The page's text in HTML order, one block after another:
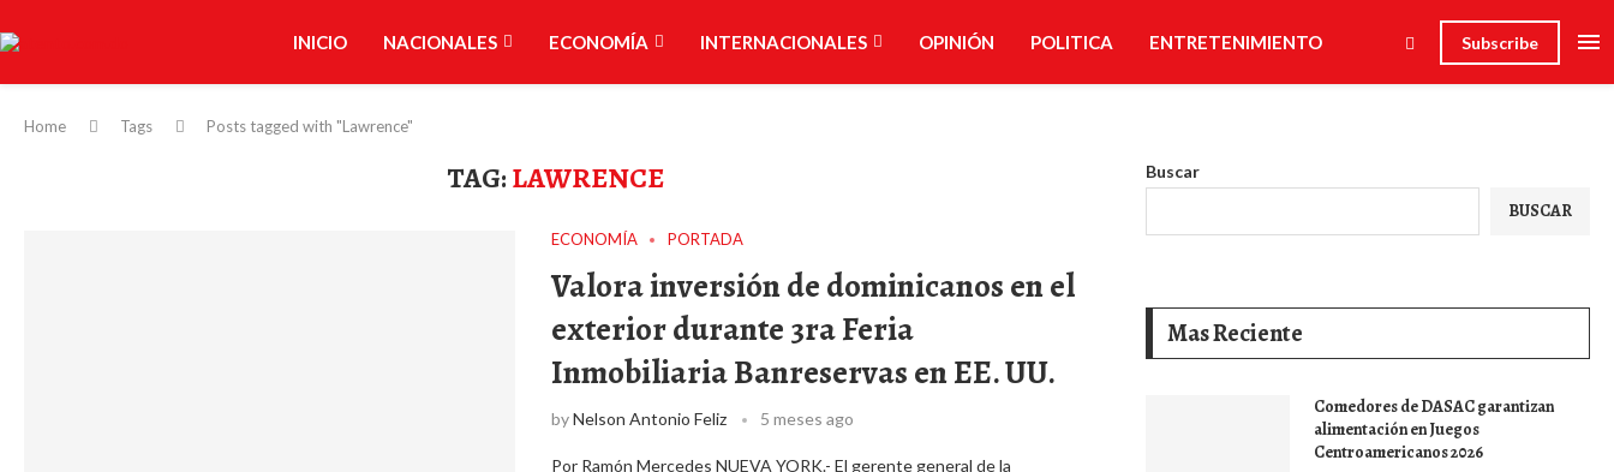
INICIO NACIONALES ECONOMÍA INTERNACIONALES OPINIÓN POLITICA ENTRETENIMIENTO Subscribe
Home Tags Posts tagged with "Lawrence"
TAG:LAWRENCE
ECONOMÍA PORTADA
Valora inversión de dominicanos en el
exterior durante 3ra Feria
Inmobiliaria Banreservas en EE. UU.
byNelson Antonio Feliz 5 meses ago
Por Ramón Mercedes NUEVA YORK.- El gerente general de la
Buscar
BUSCAR
Mas Reciente
Comedores de DASAC garantizan
alimentación en Juegos
Centroamericanos 2026